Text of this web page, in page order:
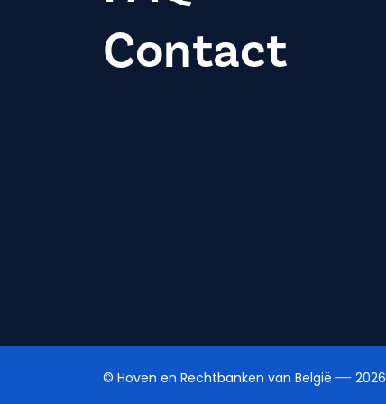
Contact
© Hoven en Rechtbanken van België 2026